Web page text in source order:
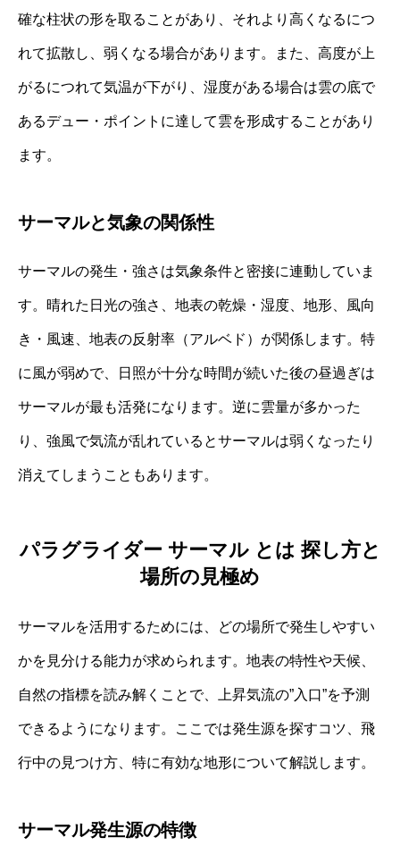
確な柱状の形を取ることがあり、それより高くなるにつ
れて拡散し、弱くなる場合があります。また、高度が上
がるにつれて気温が下がり、湿度がある場合は雲の底で
あるデュー・ポイントに達して雲を形成することがあり
ます。
サーマルと気象の関係性
サーマルの発生・強さは気象条件と密接に連動していま
す。晴れた日光の強さ、地表の乾燥・湿度、地形、風向
き・風速、地表の反射率（アルベド）が関係します。特
に風が弱めで、日照が十分な時間が続いた後の昼過ぎは
サーマルが最も活発になります。逆に雲量が多かった
り、強風で気流が乱れているとサーマルは弱くなったり
消えてしまうこともあります。
パラグライダー サーマル とは 探し方と
場所の見極め
サーマルを活用するためには、どの場所で発生しやすい
かを見分ける能力が求められます。地表の特性や天候、
自然の指標を読み解くことで、上昇気流の”入口”を予測
できるようになります。ここでは発生源を探すコツ、飛
行中の見つけ方、特に有効な地形について解説します。
サーマル発生源の特徴